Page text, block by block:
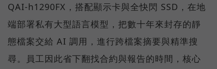
QAI-h1290FX，搭配顯示卡與全快閃 SSD，在地
端部署私有大型語言模型，把數十年來封存的靜
態檔案交給 AI 調用，進行跨檔案摘要與精準搜
尋。員工因此省下翻找合約與報告的時間，核心